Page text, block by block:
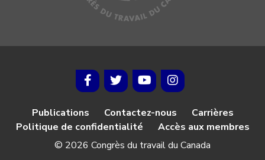
Publications Contactez-nous
Carrières
Politique de confidentialité
Accès aux membres
© 2026 Congrès du travail du Canada